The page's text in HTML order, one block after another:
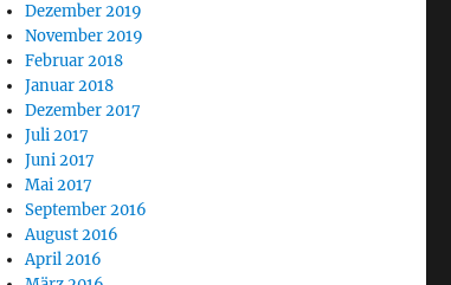
Sturm zieht auf“ Folge 4 – Ein seltsamer
Dezember 2019
November 2019
Februar 2018
Januar 2018
Dezember 2017
Juli 2017
Juni 2017
Mai 2017
September 2016
August 2016
April 2016